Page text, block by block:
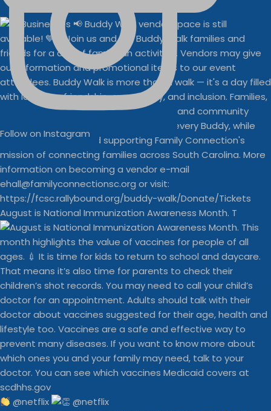
August is National Immunization Awareness Month. T
@netflix
Follow on Instagram